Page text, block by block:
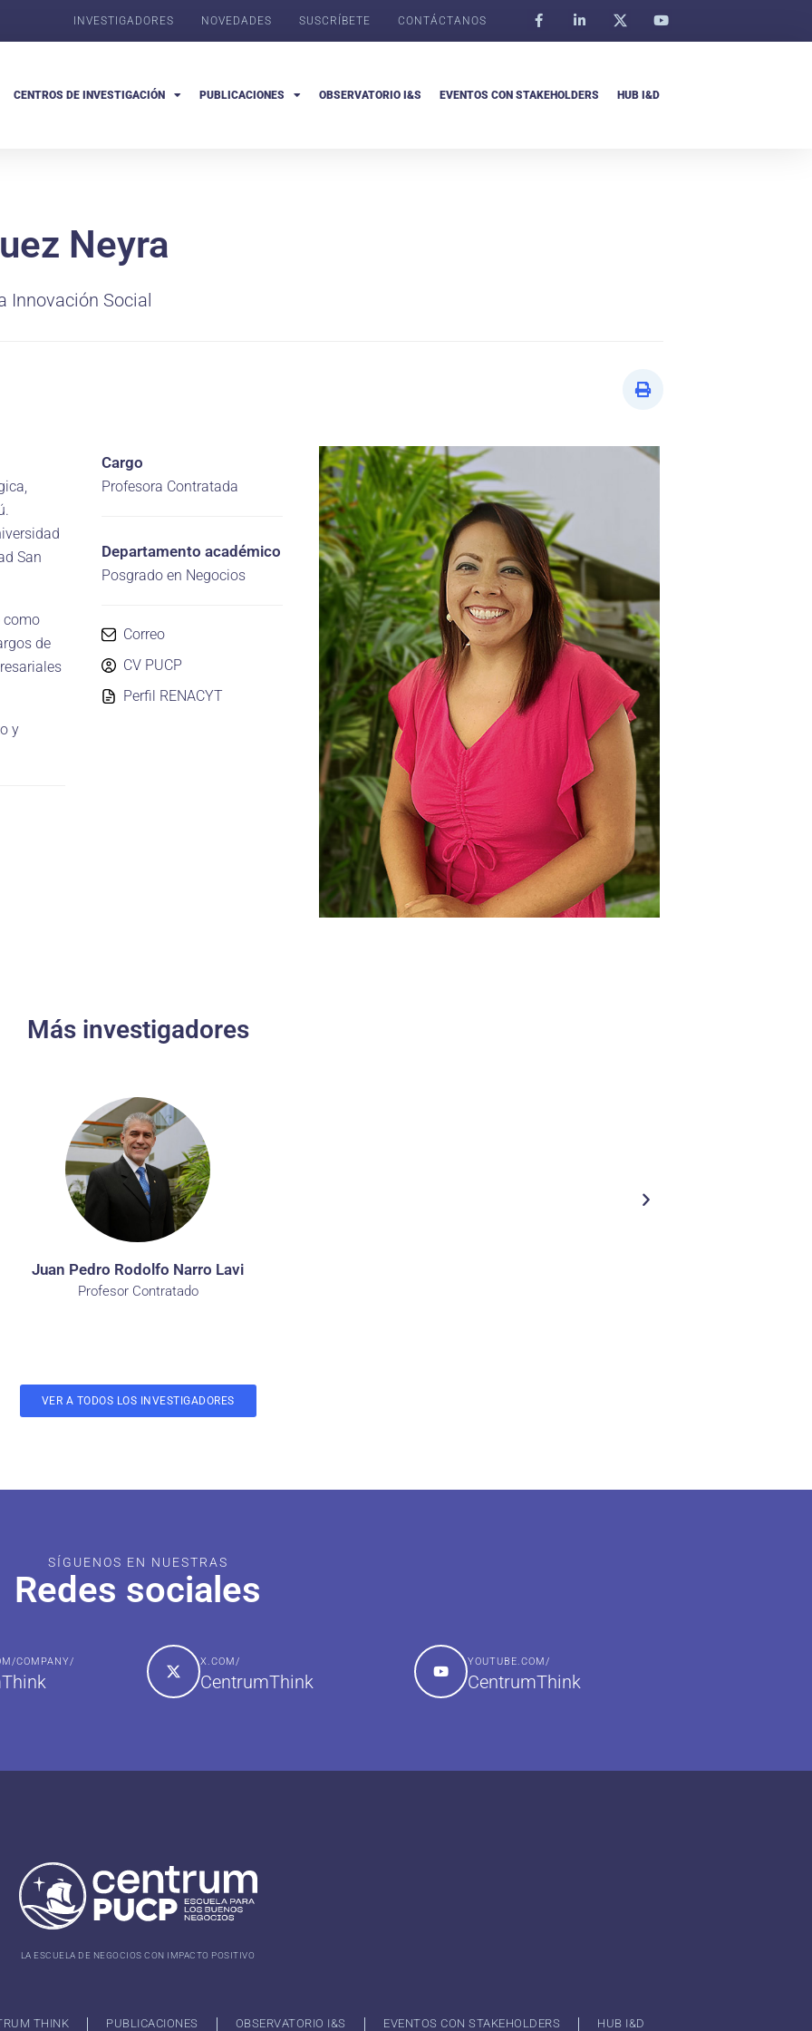
INVESTIGADORES NOVEDADES SUSCRÍBETE CONTÁCTANOS
CENTROS DE INVESTIGACIÓN PUBLICACIONES OBSERVATORIO I&S EVENTOS CON STAKEHOLDERS HUB I&D
Neyra
Innovación Social
San
como
de
y
Cargo
Profesora Contratada
Departamento académico
Posgrado en Negocios
Correo
CV PUCP
Perfil RENACYT
Más investigadores
Juan Pedro Rodolfo Narro Lavi
Profesor Contratado
VER A TODOS LOS INVESTIGADORES
SÍGUENOS EN NUESTRAS
Redes sociales
COMPANY/ X.COM/
CentrumThink
YOUTUBE.COM/
CentrumThink
LA ESCUELA DE NEGOCIOS CON IMPACTO POSITIVO
THINK PUBLICACIONES OBSERVATORIO I&S EVENTOS CON STAKEHOLDERS HUB I&D